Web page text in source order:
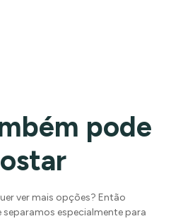
pode
ver mais opções? Então
especialmente para